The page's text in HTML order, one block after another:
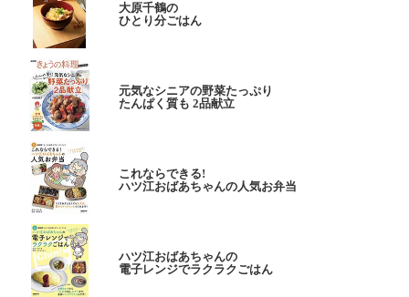
大原千鶴の
ひとり分ごはん
元気なシニアの野菜たっぷり
たんぱく質も 2品献立
これならできる!
ハツ江おばあちゃんの人気お弁当
ハツ江おばあちゃんの
電子レンジでラクラクごはん